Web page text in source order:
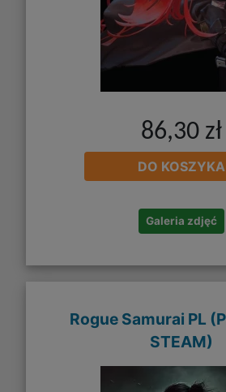
86,30 zł
DO KOSZYKA
Galeria zdjęć
Rogue Samurai PL
STEAM)